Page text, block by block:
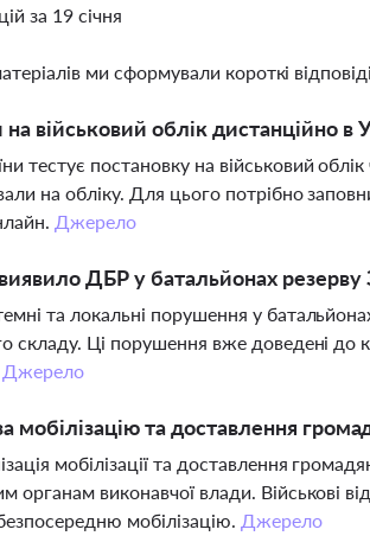
за 19 січня
ми сформували короткі
військовий облік дистанційно в
тестує постановку на військовий
на обліку. Для цього потрібно
Джерело
ДБР у батальйонах резерву
та локальні порушення у
складу. Ці порушення вже доведені до
Джерело
мобілізацію та доставлення
мобілізації та доставлення
органам виконавчої влади. Військові
мобілізацію. Джерело